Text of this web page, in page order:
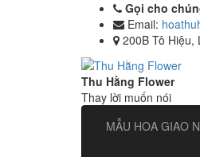
Gọi cho
Email:
200B Tô Hiệu,
Thu Hằng Flower
Thay lời muốn nói
MẪU HOA GIAO